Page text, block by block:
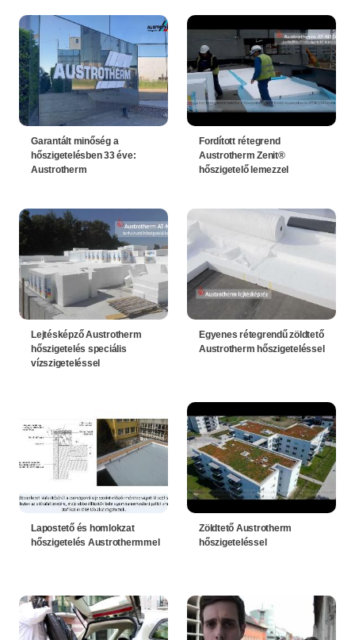
Garantált minőség a
hőszigetelésben 33 éve:
Austrotherm
Fordított rétegrend
Austrotherm Zenit®
hőszigetelő lemezzel
Lejtésképző Austrotherm
hőszigetelés speciális
vízszigeteléssel
Egyenes rétegrendű zöldtető
Austrotherm hőszigeteléssel
Lapostető és homlokzat
hőszigetelés Austrothermmel
Zöldtető Austrotherm
hőszigeteléssel